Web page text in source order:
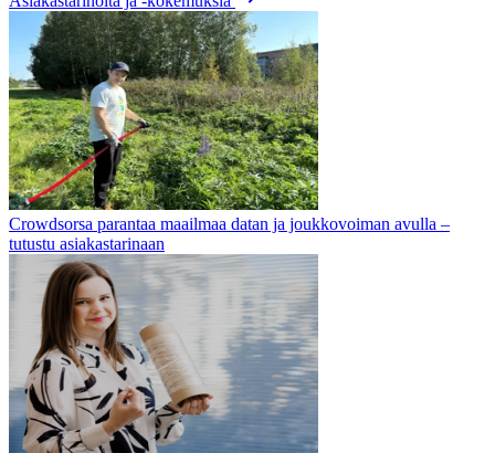
Crowdsorsa parantaa maailmaa datan ja joukkovoiman avulla –
tutustu asiakastarinaan